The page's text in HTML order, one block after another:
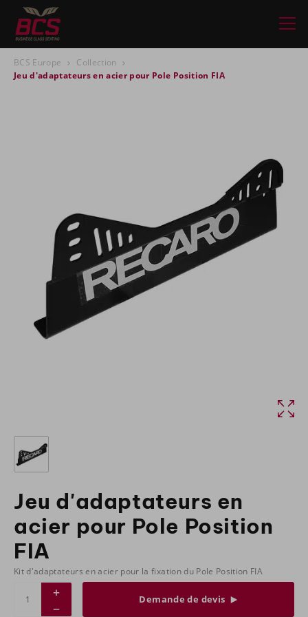
BCS Europe
Collection
Jeu d'adaptateurs en acier pour Pole Position FIA
Jeu d'adaptateurs en
acier pour Pole Position
FIA
Kit d'adaptateurs en acier pour la fixation du Pole Position FIA
Demande de devis